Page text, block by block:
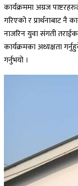
कार्यक्रममा अग्रज
गरिएको र प्रार्थनाबाट नै
नाजरिन युवा संगती
कार्यक्रमका अध्यक्षता
गर्नुभयो ।